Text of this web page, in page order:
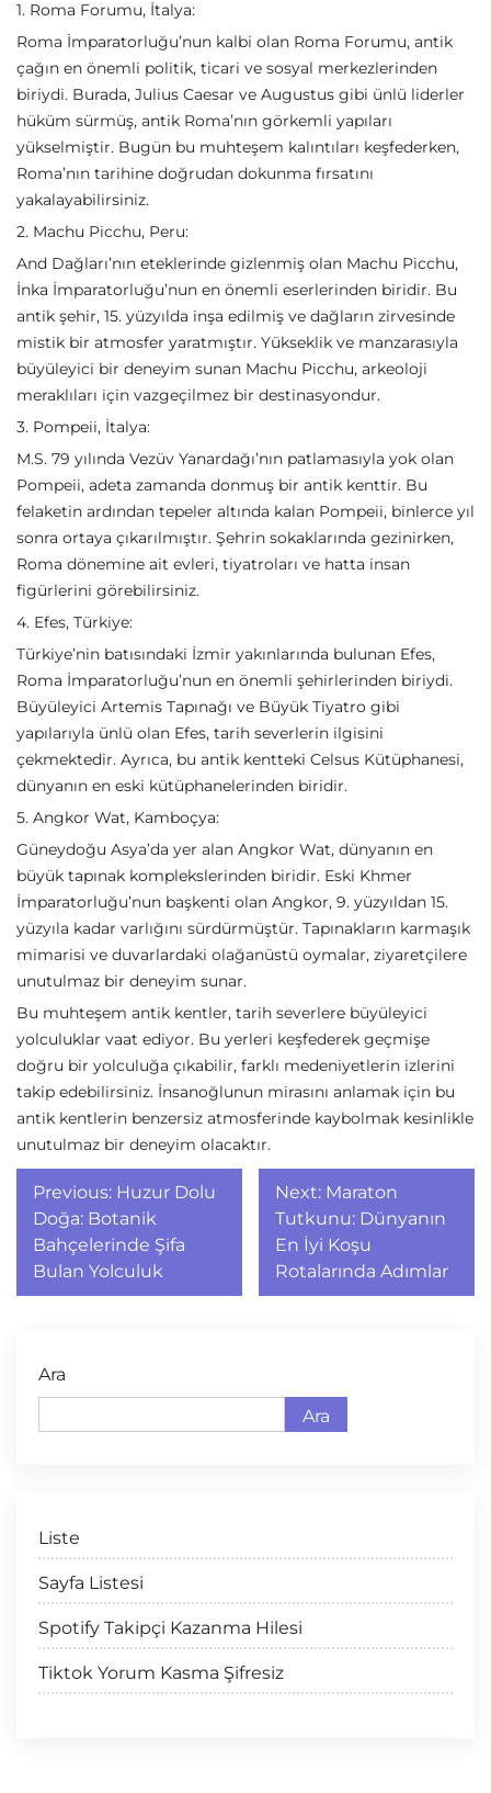
1. Roma Forumu, İtalya:
Roma İmparatorluğu’nun kalbi olan Roma Forumu, antik
çağın en önemli politik, ticari ve sosyal merkezlerinden
biriydi. Burada, Julius Caesar ve Augustus gibi ünlü liderler
hüküm sürmüş, antik Roma’nın görkemli yapıları
yükselmiştir. Bugün bu muhteşem kalıntıları keşfederken,
Roma’nın tarihine doğrudan dokunma fırsatını
yakalayabilirsiniz.
2. Machu Picchu, Peru:
And Dağları’nın eteklerinde gizlenmiş olan Machu Picchu,
İnka İmparatorluğu’nun en önemli eserlerinden biridir. Bu
antik şehir, 15. yüzyılda inşa edilmiş ve dağların zirvesinde
mistik bir atmosfer yaratmıştır. Yükseklik ve manzarasıyla
büyüleyici bir deneyim sunan Machu Picchu, arkeoloji
meraklıları için vazgeçilmez bir destinasyondur.
3. Pompeii, İtalya:
M.S. 79 yılında Vezüv Yanardağı’nın patlamasıyla yok olan
Pompeii, adeta zamanda donmuş bir antik kenttir. Bu
felaketin ardından tepeler altında kalan Pompeii, binlerce yıl
sonra ortaya çıkarılmıştır. Şehrin sokaklarında gezinirken,
Roma dönemine ait evleri, tiyatroları ve hatta insan
figürlerini görebilirsiniz.
4. Efes, Türkiye:
Türkiye’nin batısındaki İzmir yakınlarında bulunan Efes,
Roma İmparatorluğu’nun en önemli şehirlerinden biriydi.
Büyüleyici Artemis Tapınağı ve Büyük Tiyatro gibi
yapılarıyla ünlü olan Efes, tarih severlerin ilgisini
çekmektedir. Ayrıca, bu antik kentteki Celsus Kütüphanesi,
dünyanın en eski kütüphanelerinden biridir.
5. Angkor Wat, Kamboçya:
Güneydoğu Asya’da yer alan Angkor Wat, dünyanın en
büyük tapınak komplekslerinden biridir. Eski Khmer
İmparatorluğu’nun başkenti olan Angkor, 9. yüzyıldan 15.
yüzyıla kadar varlığını sürdürmüştür. Tapınakların karmaşık
mimarisi ve duvarlardaki olağanüstü oymalar, ziyaretçilere
unutulmaz bir deneyim sunar.
Bu muhteşem antik kentler, tarih severlere büyüleyici
yolculuklar vaat ediyor. Bu yerleri keşfederek geçmişe
doğru bir yolculuğa çıkabilir, farklı medeniyetlerin izlerini
takip edebilirsiniz. İnsanoğlunun mirasını anlamak için bu
antik kentlerin benzersiz atmosferinde kaybolmak kesinlikle
unutulmaz bir deneyim olacaktır.
Yazı
gezinmesi
Previous: Huzur Dolu
Doğa: Botanik
Bahçelerinde Şifa
Bulan Yolculuk
Next: Maraton
Tutkunu: Dünyanın
En İyi Koşu
Rotalarında Adımlar
Ara
Ara
Liste
Sayfa Listesi
Spotify Takipçi Kazanma Hilesi
Tiktok Yorum Kasma Şifresiz